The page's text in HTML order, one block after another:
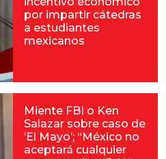
por impartir cátedras
a estudiantes
mexicanos
Miente FBI o Ken
Salazar sobre caso de
‘El Mayo’; “México no
aceptará cualquier